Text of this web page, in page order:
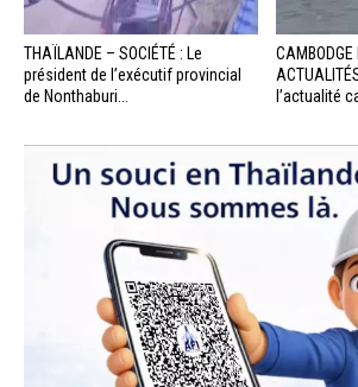
THAÏLANDE – SOCIÉTÉ : Le
président de l’exécutif provincial
de Nonthaburi...
l’actualité